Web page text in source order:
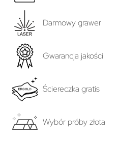
Darmowy grawer
Gwarancja jakości
Ściereczka gratis
Wybór próby złota